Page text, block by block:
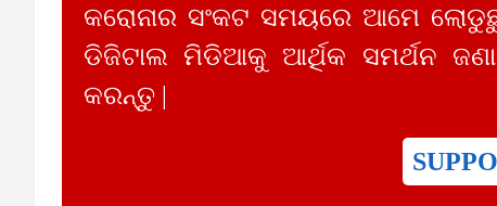
କରୋନାର ସଂକଟ ସମୟରେ ଆମେ
ଡିଜିଟାଲ ମିଡିଆକୁ ଆର୍ଥିକ ସମର୍ଥନ
କରନ୍ତୁ |